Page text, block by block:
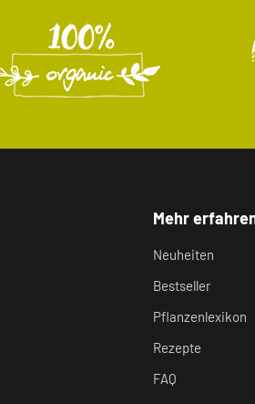
Mehr
Neuheiten
Bestseller
Pflanzenlexikon
Rezepte
FAQ